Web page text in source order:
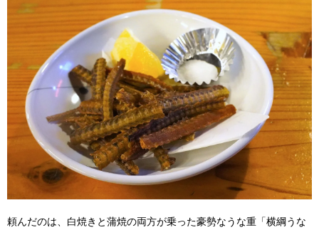
頼んだのは、白焼きと蒲焼の両方が乗った豪勢なうな重「横綱うな